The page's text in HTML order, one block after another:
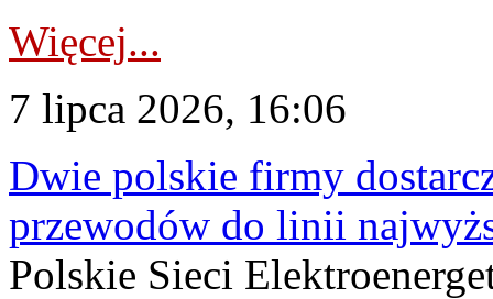
Więcej...
7 lipca 2026, 16:06
Dwie polskie firmy
przewodów do linii
Polskie Sieci